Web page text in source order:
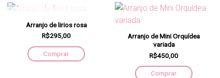
FORA DE ESTOQUE
Arranjo de lirios rosa
R$295,00
Comprar
Arranjo de Mini Orquídea
variada
R$450,00
Comprar